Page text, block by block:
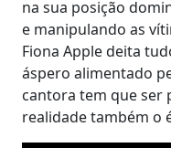
na sua posição
e manipulando as
Fiona Apple deita
áspero alimentado
cantora tem que ser
realidade também o